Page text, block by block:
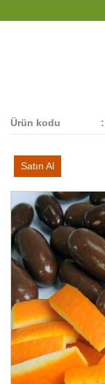
Ürün kodu :
Satın Al